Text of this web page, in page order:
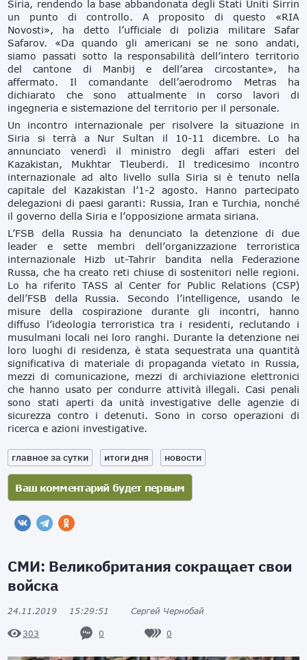
Siria, rendendo la base abbandonata degli Stati Uniti Sirrin
un punto di controllo. A proposito di questo «RIA
Novosti», ha detto l’ufficiale di polizia militare Safar
Safarov. «Da quando gli americani se ne sono andati,
siamo passati sotto la responsabilità dell’intero territorio
del cantone di Manbij e dell’area circostante», ha
affermato. Il comandante dell’aerodromo Metras ha
dichiarato che sono attualmente in corso lavori di
ingegneria e sistemazione del territorio per il personale.
Un incontro internazionale per risolvere la situazione in
Siria si terrà a Nur Sultan il 10-11 dicembre. Lo ha
annunciato venerdì il ministro degli affari esteri del
Kazakistan, Mukhtar Tleuberdi. Il tredicesimo incontro
internazionale ad alto livello sulla Siria si è tenuto nella
capitale del Kazakistan l’1-2 agosto. Hanno partecipato
delegazioni di paesi garanti: Russia, Iran e Turchia, nonché
il governo della Siria e l’opposizione armata siriana.
L’FSB della Russia ha denunciato la detenzione di due
leader e sette membri dell’organizzazione terroristica
internazionale Hizb ut-Tahrir bandita nella Federazione
Russa, che ha creato reti chiuse di sostenitori nelle regioni.
Lo ha riferito TASS al Center for Public Relations (CSP)
dell’FSB della Russia. Secondo l’intelligence, usando le
misure della cospirazione durante gli incontri, hanno
diffuso l’ideologia terroristica tra i residenti, reclutando i
musulmani locali nei loro ranghi. Durante la detenzione nei
loro luoghi di residenza, è stata sequestrata una quantità
significativa di materiale di propaganda vietato in Russia,
mezzi di comunicazione, mezzi di archiviazione elettronici
che hanno usato per condurre attività illegali. Casi penali
sono stati aperti da unità investigative delle agenzie di
sicurezza contro i detenuti. Sono in corso operazioni di
ricerca e azioni investigative.
главное за сутки итоги дня новости
СМИ: Великобритания сокращает свои
войска
24.11.2019 15:29:51 Сергей Чернобай
303 0 0